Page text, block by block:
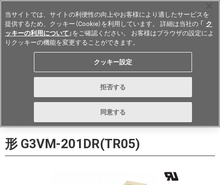
Japan
お問い合わせ
形 G3VM-201DR(TR05)
当サイトでは、サイトの利便性の向上やお客様により適したサービスを
提供するため、クッキー（Cookie）を利用しています。 詳細は当社の 「 ク
ッキーの利用について 」をご確認ください。 お客様はブラウザの設定によ
りクッキーの機能を変更することができます。
クッキー設定
拒否する
同意する